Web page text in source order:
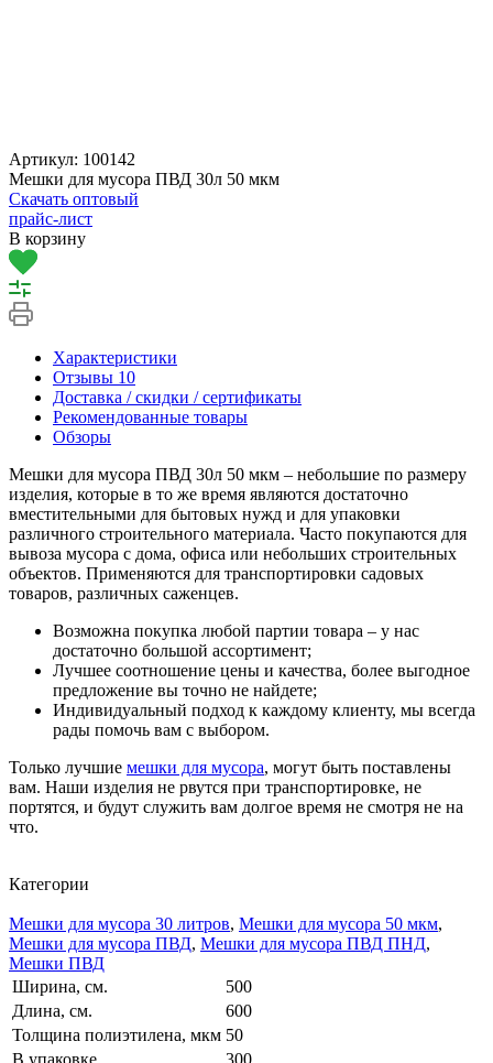
Артикул: 100142
Мешки для мусора ПВД 30л 50 мкм
Скачать оптовый
прайс-лист
В корзину
Характеристики
Отзывы 10
Доставка / скидки / сертификаты
Рекомендованные товары
Обзоры
Мешки для мусора ПВД 30л 50 мкм – небольшие по размеру
изделия, которые в то же время являются достаточно
вместительными для бытовых нужд и для упаковки
различного строительного материала. Часто покупаются для
вывоза мусора с дома, офиса или небольших строительных
объектов. Применяются для транспортировки садовых
товаров, различных саженцев.
Возможна покупка любой партии товара – у нас
достаточно большой ассортимент;
Лучшее соотношение цены и качества, более выгодное
предложение вы точно не найдете;
Индивидуальный подход к каждому клиенту, мы всегда
рады помочь вам с выбором.
Только лучшие мешки для мусора, могут быть поставлены
вам. Наши изделия не рвутся при транспортировке, не
портятся, и будут служить вам долгое время не смотря не на
что.
Категории
Мешки для мусора 30 литров, Мешки для мусора 50 мкм,
Мешки для мусора ПВД, Мешки для мусора ПВД ПНД,
Мешки ПВД
Ширина, см.
500
Длина, см.
600
Толщина полиэтилена, мкм 50